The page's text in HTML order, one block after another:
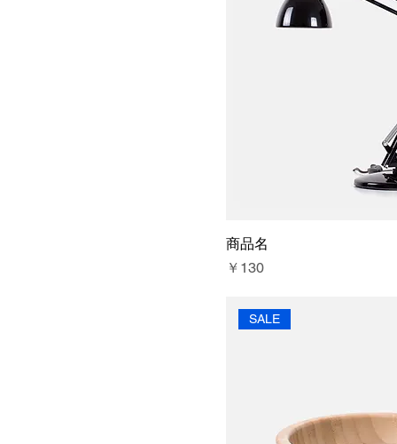
商品名
価格
￥130
SALE